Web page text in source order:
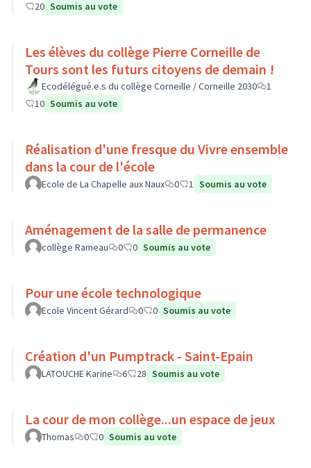
20 Soumis au vote
Les élèves du collège Pierre Corneille de
Tours sont les futurs citoyens de demain !
Ecodélégué.e.s du collège Corneille / Corneille 2030
1
10 Soumis au vote
Réalisation d'une fresque du Vivre ensemble
dans la cour de l'école
Ecole de La Chapelle aux Naux 0 1 Soumis au vote
Aménagement de la salle de permanence
collège Rameau 0 0 Soumis au vote
Pour une école technologique
Ecole Vincent Gérard 0 0 Soumis au vote
Création d'un Pumptrack - Saint-Epain
LATOUCHE Karine 6 28 Soumis au vote
La cour de mon collège...un espace de jeux
Thomas 0 0 Soumis au vote